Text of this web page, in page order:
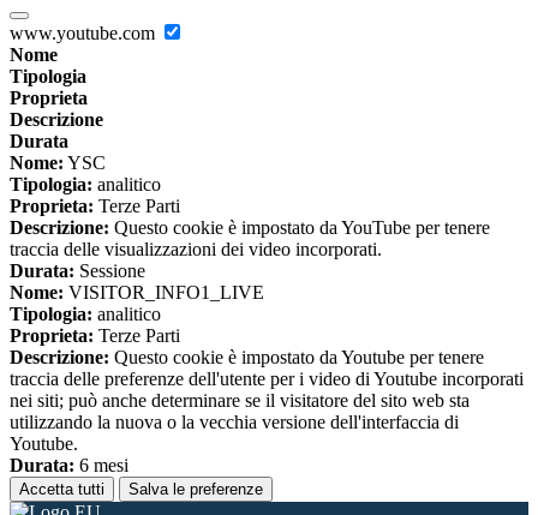
www.youtube.com
Nome
Tipologia
Proprieta
Descrizione
Durata
Nome: YSC
Tipologia: analitico
Proprieta: Terze Parti
Descrizione: Questo cookie è impostato da YouTube per tenere
traccia delle visualizzazioni dei video incorporati.
Durata: Sessione
Nome: VISITOR_INFO1_LIVE
Tipologia: analitico
Proprieta: Terze Parti
Descrizione: Questo cookie è impostato da Youtube per tenere
traccia delle preferenze dell'utente per i video di Youtube incorporati
nei siti; può anche determinare se il visitatore del sito web sta
utilizzando la nuova o la vecchia versione dell'interfaccia di
Youtube.
Durata: 6 mesi
Accetta tutti Salva le preferenze